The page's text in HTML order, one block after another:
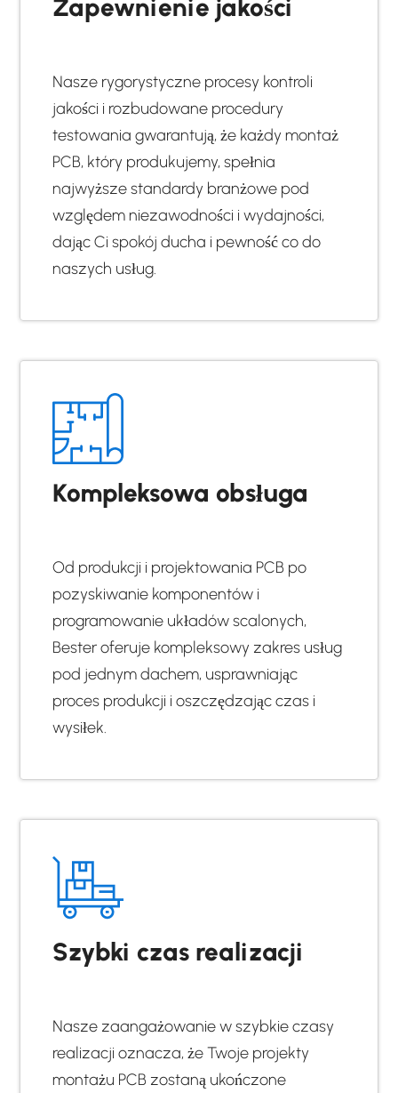
Zapewnienie jakości
Nasze rygorystyczne procesy kontroli
jakości i rozbudowane procedury
testowania gwarantują, że każdy montaż
PCB, który produkujemy, spełnia
najwyższe standardy branżowe pod
względem niezawodności i wydajności,
dając Ci spokój ducha i pewność co do
naszych usług.
Kompleksowa obsługa
Od produkcji i projektowania PCB po
pozyskiwanie komponentów i
programowanie układów scalonych,
Bester oferuje kompleksowy zakres usług
pod jednym dachem, usprawniając
proces produkcji i oszczędzając czas i
wysiłek.
Szybki czas realizacji
Nasze zaangażowanie w szybkie czasy
realizacji oznacza, że Twoje projekty
montażu PCB zostaną ukończone